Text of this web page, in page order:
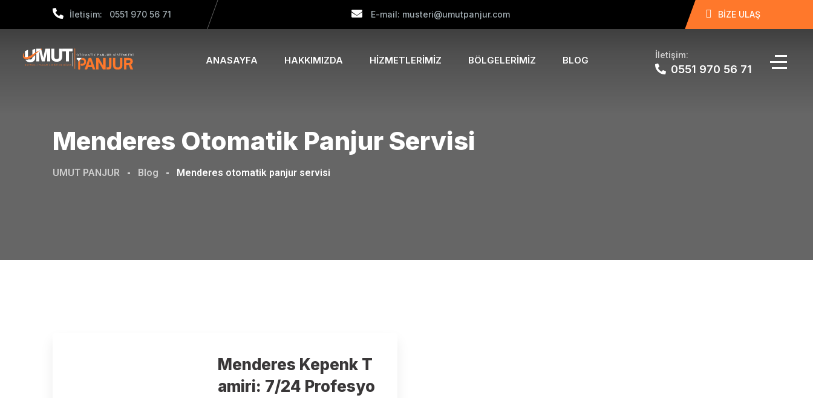
İletişim: 0551 970 56 71 E-mail: musteri@umutpanjur.com BİZE ULAŞ
ANASAYFA HAKKIMIZDA HIZMETLERIMIZ BÖLGELERIMIZ BLOG İletişim:
0551 970 56 71
Menderes Otomatik Panjur Servisi
UMUT PANJUR - Blog - Menderes otomatik panjur servisi
Menderes Kepenk T
amiri: 7/24 Profesyo